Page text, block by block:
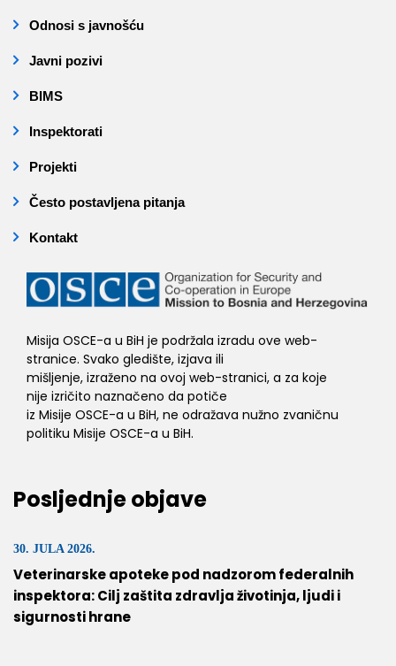
Odnosi s javnošću
Javni pozivi
BIMS
Inspektorati
Projekti
Često postavljena pitanja
Kontakt
Misija OSCE-a u BiH je podržala izradu ove web-
stranice. Svako gledište, izjava ili
mišljenje, izraženo na ovoj web-stranici, a za koje
nije izričito naznačeno da potiče
iz Misije OSCE-a u BiH, ne odražava nužno zvaničnu
politiku Misije OSCE-a u BiH.
Posljednje objave
30. JULA 2026.
Veterinarske apoteke pod nadzorom federalnih
inspektora: Cilj zaštita zdravlja životinja, ljudi i
sigurnosti hrane